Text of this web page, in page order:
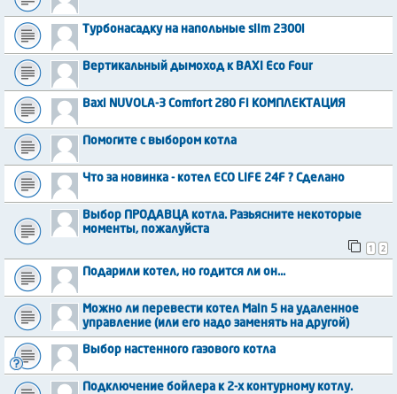
Турбонасадку на напольные slim 2300i
Вертикальный дымоход к BAXI Eco Four
Baxi NUVOLA-3 Comfort 280 Fi КОМПЛЕКТАЦИЯ
Помогите с выбором котла
Что за новинка - котел ECO LIFE 24F ? Сделано
Выбор ПРОДАВЦА котла. Разьясните некоторые
моменты, пожалуйста
1
2
Подарили котел, но годится ли он...
Можно ли перевести котел Main 5 на удаленное
управление (или его надо заменять на другой)
Выбор настенного газового котла
Подключение бойлера к 2-х контурному котлу.